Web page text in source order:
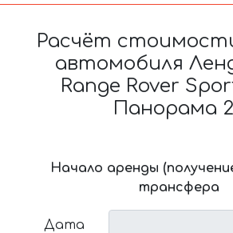
Расчёт
автомобиля
Range Rover
Панорама
Начало аренды
трансфера
Дата